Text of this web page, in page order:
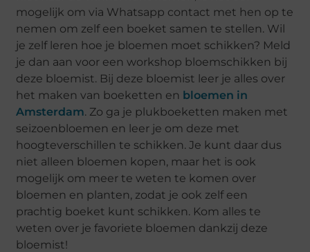
mogelijk om via Whatsapp contact met hen op te
nemen om zelf een boeket samen te stellen. Wil
je zelf leren hoe je bloemen moet schikken? Meld
je dan aan voor een workshop bloemschikken bij
deze bloemist. Bij deze bloemist leer je alles over
het maken van boeketten en bloemen in
Amsterdam. Zo ga je plukboeketten maken met
seizoenbloemen en leer je om deze met
hoogteverschillen te schikken. Je kunt daar dus
niet alleen bloemen kopen, maar het is ook
mogelijk om meer te weten te komen over
bloemen en planten, zodat je ook zelf een
prachtig boeket kunt schikken. Kom alles te
weten over je favoriete bloemen dankzij deze
bloemist!